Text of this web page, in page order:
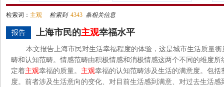
检索词： 主观 检索到 4343 条相关信息
报告 上海市民的主观幸福水平
本文报告上海市民对生活幸福程度的体验，这是城市生活质量
畴和认知范畴。情感范畴由积极情感和消极情感这两个不同的维度
定着主观幸福的质量。 主观幸福的认知范畴涉及生活的满意度。包
度。前者涉及生活意向的变化、对目前生活感到满意、对过去生活